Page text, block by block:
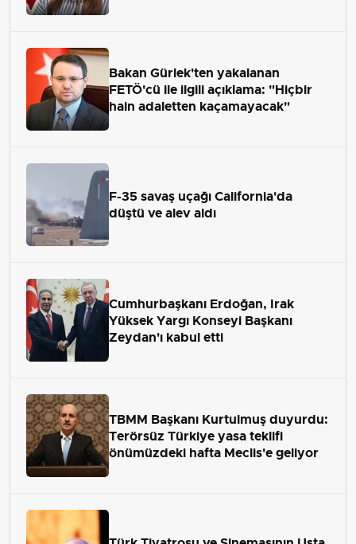
Bakan Gürlek'ten yakalanan
FETÖ'cü ile ilgili açıklama: "Hiçbir
hain adaletten kaçamayacak"
F-35 savaş uçağı California'da
düştü ve alev aldı
Cumhurbaşkanı Erdoğan, Irak
Yüksek Yargı Konseyi Başkanı
Zeydan'ı kabul etti
TBMM Başkanı Kurtulmuş duyurdu:
Terörsüz Türkiye yasa teklifi
önümüzdeki hafta Meclis'e geliyor